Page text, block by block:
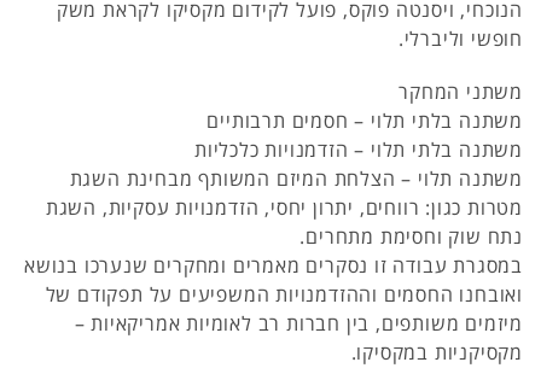
הנוכחי, ויסנטה פוקס, פועל לקידום מקסיקו לקראת משק
חופשי וליברלי.
משתני המחקר
משתנה בלתי תלוי – חסמים תרבותיים
משתנה בלתי תלוי – הזדמנויות כלכליות
משתנה תלוי – הצלחת המיזם המשותף מבחינת השגת
מטרות כגון: רווחים, יתרון יחסי, הזדמנויות עסקיות, השגת
נתח שוק וחסימת מתחרים.
במסגרת עבודה זו נסקרים מאמרים ומחקרים שנערכו בנושא
ואובחנו החסמים וההזדמנויות המשפיעים על תפקודם של
מיזמים משותפים, בין חברות רב לאומיות אמריקאיות –
מקסיקניות במקסיקו.